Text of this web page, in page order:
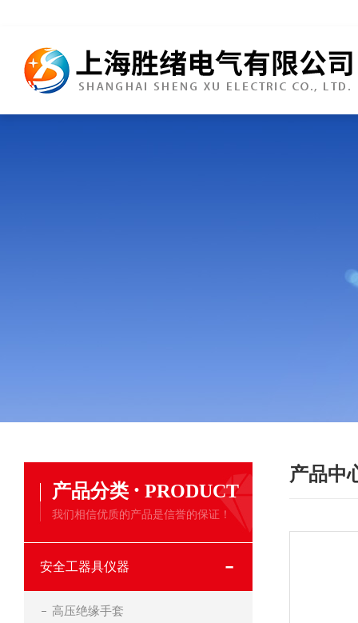
产品分类 · PRODUCT
我们相信优质的产品是信誉的保证！
安全工器具仪器
高压绝缘手套
产品中